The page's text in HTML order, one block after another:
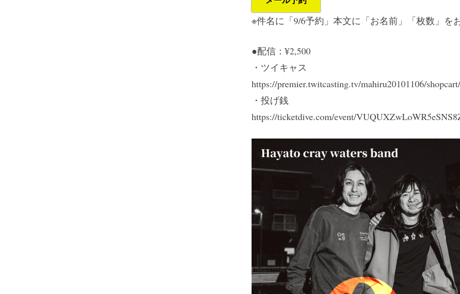
※件名に「9/6予約」本文に「お名前」「枚数」を
●配信：¥2,500
・ツイキャス
https://premier.twitcasting.tv/mahiru20101106/
・投げ銭
https://ticketdive.com/event/